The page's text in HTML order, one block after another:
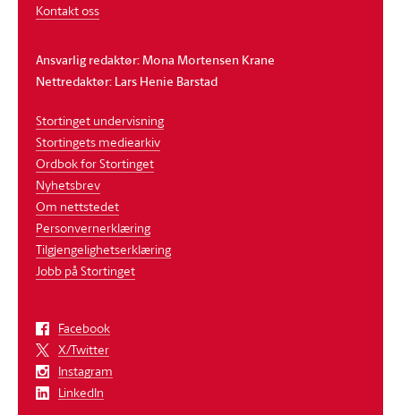
Kontakt oss
Ansvarlig redaktør: Mona Mortensen Krane
Nettredaktør: Lars Henie Barstad
Stortinget undervisning
Stortingets mediearkiv
Ordbok for Stortinget
Nyhetsbrev
Om nettstedet
Personvernerklæring
Tilgjengelighetserklæring
Jobb på Stortinget
Facebook
X/Twitter
Instagram
LinkedIn